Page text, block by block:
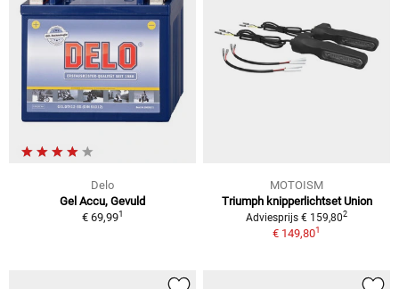
Delo
Gel Accu, Gevuld
€ 69,991
MOTOISM
Triumph knipperlichtset Union
Adviesprijs € 159,802
€ 149,801